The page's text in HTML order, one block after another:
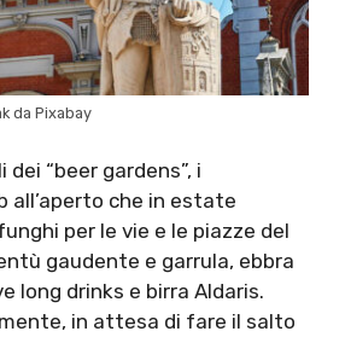
da Pixabay
“beer gardens”, i
all’aperto che in estate
per le vie e le piazze del
gaudente e garrula, ebbra
long drinks e birra Aldaris.
in attesa di fare il salto